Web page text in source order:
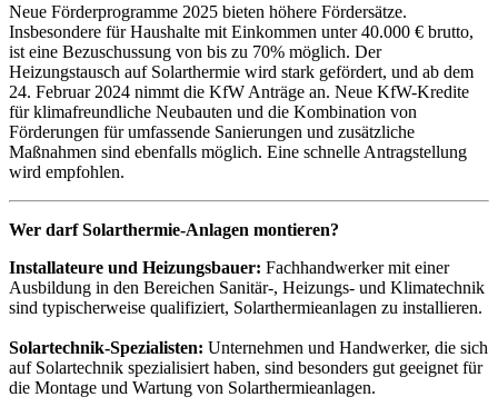
Neue Förderprogramme 2025 bieten höhere Fördersätze.
Insbesondere für Haushalte mit Einkommen unter 40.000 € brutto,
ist eine Bezuschussung von bis zu 70% möglich. Der
Heizungstausch auf Solarthermie wird stark gefördert, und ab dem
24. Februar 2024 nimmt die KfW Anträge an. Neue KfW-Kredite
für klimafreundliche Neubauten und die Kombination von
Förderungen für umfassende Sanierungen und zusätzliche
Maßnahmen sind ebenfalls möglich. Eine schnelle Antragstellung
wird empfohlen.
Wer darf Solarthermie-Anlagen montieren?
Installateure und Heizungsbauer: Fachhandwerker mit einer
Ausbildung in den Bereichen Sanitär-, Heizungs- und Klimatechnik
sind typischerweise qualifiziert, Solarthermieanlagen zu installieren.
Solartechnik-Spezialisten: Unternehmen und Handwerker, die sich
auf Solartechnik spezialisiert haben, sind besonders gut geeignet für
die Montage und Wartung von Solarthermieanlagen.